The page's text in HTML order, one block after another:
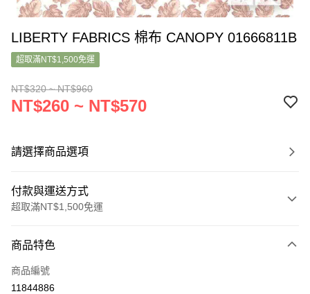
LIBERTY FABRICS 棉布 CANOPY 01666811B
超取滿NT$1,500免運
NT$320 ~ NT$960
NT$260 ~ NT$570
請選擇商品選項
付款與運送方式
超取滿NT$1,500免運
信用卡一次付款
超商取貨付款
商品特色
商品編號
11844886